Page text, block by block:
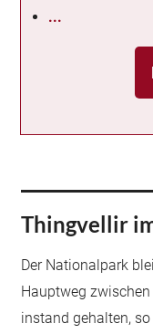
...
Thingvellir
Der Nationalpark
Hauptweg
instand gehalten,